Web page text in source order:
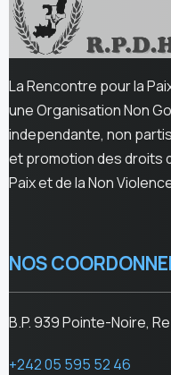
La Rencontre pour la
une Organisation Non
independante, non
et promotion des droits
Paix et de la Non
NOS
B.P. 939 Pointe-Noire,
+242 05 595 52 46